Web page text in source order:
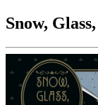
Snow,